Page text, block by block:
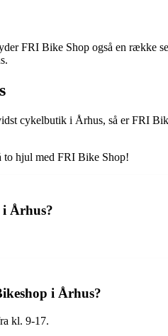
FRI Bike Shop også en række
cykelbutik i Århus, så er FRI
to hjul med FRI Bike Shop!
Århus?
i Århus?
kl. 9-17.